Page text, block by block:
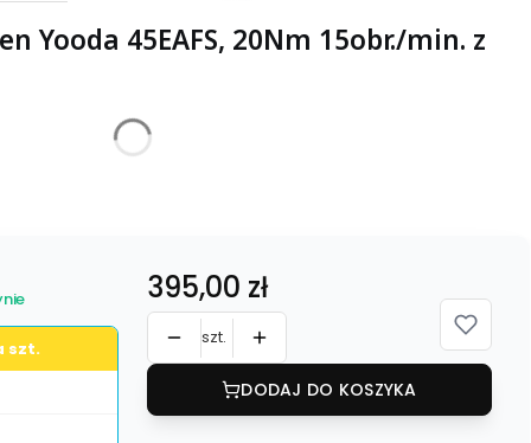
Yooda 45EAFS, 20Nm 15obr./min. z
szt.
Cena
395,00 zł
szt.
DODAJ DO KOSZYKA